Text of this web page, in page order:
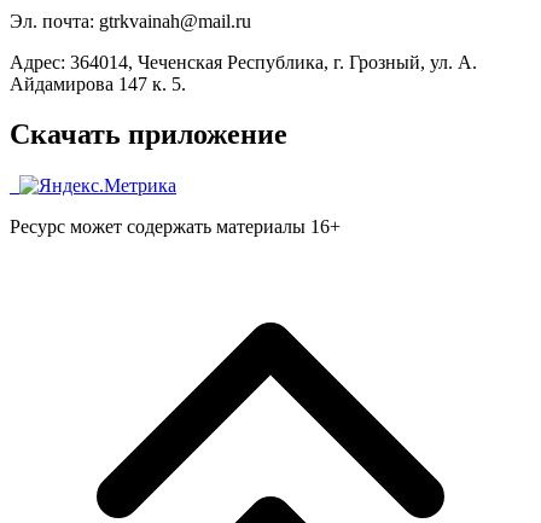
Эл. почта: gtrkvainah@mail.ru
Адрес: 364014, Чеченская Республика, г. Грозный, ул. А.
Айдамирова 147 к. 5.
Скачать приложение
Ресурс может содержать материалы 16+